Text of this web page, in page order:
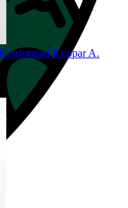
Koppar A.